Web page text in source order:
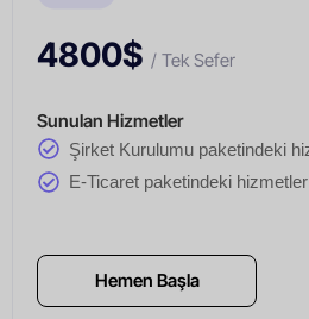
4800$ / Tek Sefer
Sunulan Hizmetler
Şirket Kurulumu paketindeki
E-Ticaret paketindeki
Hemen Başla